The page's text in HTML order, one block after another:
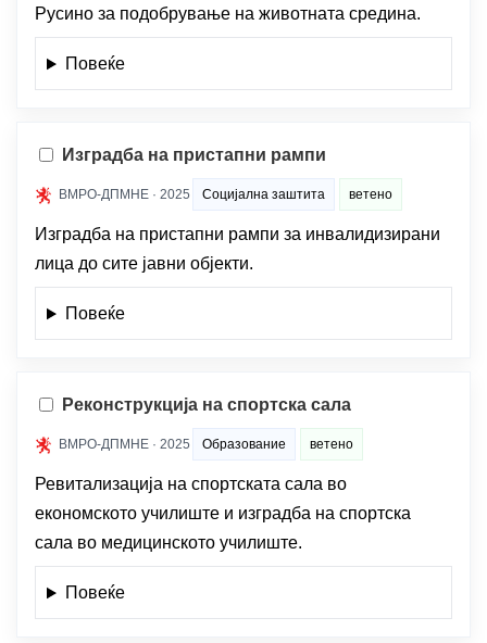
Русино за подобрување на животната средина.
Повеќе
Изградба на пристапни рампи
ВМРО-ДПМНЕ · 2025 Социјална заштита ветено
Изградба на пристапни рампи за инвалидизирани
лица до сите јавни објекти.
Повеќе
Реконструкција на спортска сала
ВМРО-ДПМНЕ · 2025 Образование ветено
Ревитализација на спортската сала во
економското училиште и изградба на спортска
сала во медицинското училиште.
Повеќе